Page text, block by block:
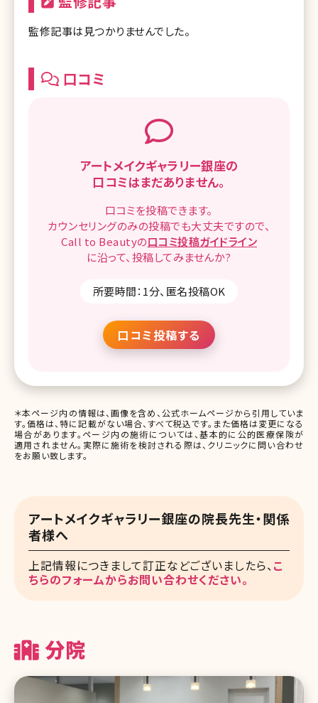
監修記事は見つかりませんでした。
口コミ
アートメイクギャラリー銀座の
口コミはまだありません。
口コミを投稿できます。
カウンセリングのみの投稿でも大丈夫ですので、
Call to Beautyの口コミ投稿ガイドライン
に沿って、 投稿してみませんか?
所要時間：1分、匿名投稿OK
口コミ投稿する
＊本ページ内の情報は、画像を含め、公式ホームページから引用していま
す。価格は、特に記載がない場合、すべて税込です。また価格は変更になる
場合があります。ページ内の施術については、基本的に公的医療保険が
適用されません。実際に施術を検討される際は、クリニックに問い合わせ
をお願い致します。
アートメイクギャラリー銀座の院長先生・関係
者様へ
上記情報につきまして訂正などございましたら、こ
ちらのフォームからお問い合わせください。
分院